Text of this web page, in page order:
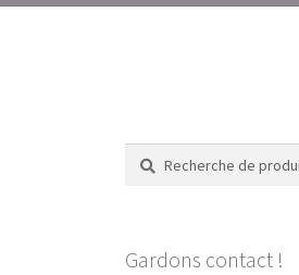
Recherche
pour :
Recherche
Gardons contact !